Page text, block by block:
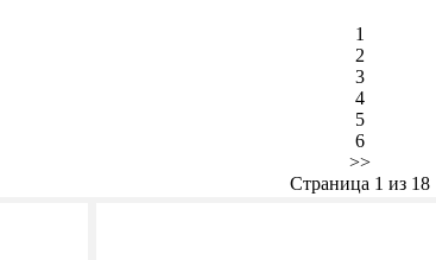
1
2
3
4
5
6
>>
Страница 1 из 18